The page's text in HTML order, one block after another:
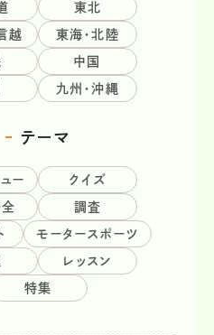
東北
越 東海・北陸
中国
九州・沖縄
テーマ
ー クイズ
調査
モータースポーツ
レッスン
特集